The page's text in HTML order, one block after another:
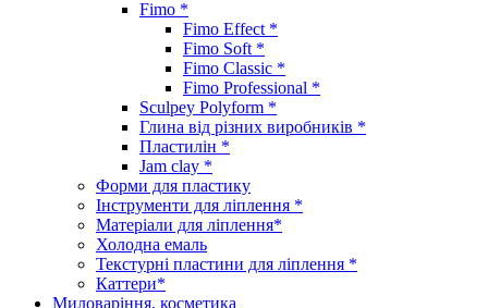
Fimo *
Fimo Effect *
Fimo Soft *
Fimo Classic *
Fimo Professional *
Sculpey Polyform *
Глина від різних виробників *
Пластилін *
Jam clay *
Форми для пластику
Інструменти для ліплення *
Матеріали для ліплення*
Холодна емаль
Текстурні пластини для ліплення *
Каттери*
Миловаріння, косметика